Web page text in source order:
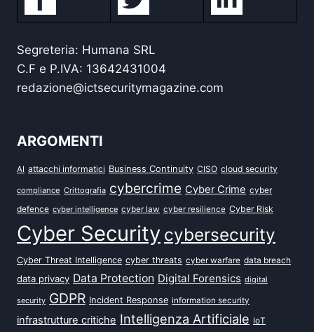
Segreteria: Humana SRL
C.F e P.IVA: 13642431004
redazione@ictsecuritymagazine.com
ARGOMENTI
AI attacchi informatici Business Continuity CISO cloud security
compliance Crittografia cybercrime Cyber Crime cyber
defence cyber intelligence cyber law cyber resilience Cyber Risk
Cyber Security cybersecurity
Cyber Threat Intelligence cyber threats cyber warfare data breach
data privacy Data Protection Digital Forensics digital
security GDPR Incident Response information security
infrastrutture critiche Intelligenza Artificiale IoT